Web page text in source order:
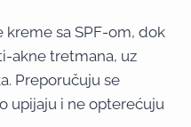
sa SPF-om, dok
akne tretmana, uz
Preporučuju se
upijaju i ne opterećuju